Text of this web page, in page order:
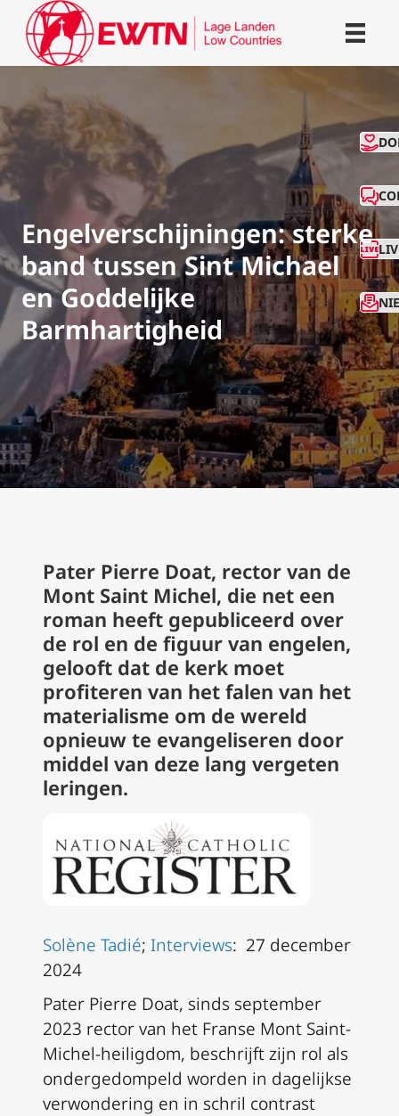
Engelverschijningen: sterke
band tussen Sint Michael
en Goddelijke
Barmhartigheid
Pater Pierre Doat, rector van de
Mont Saint Michel, die net een
roman heeft gepubliceerd over
de rol en de figuur van engelen,
gelooft dat de kerk moet
profiteren van het falen van het
materialisme om de wereld
opnieuw te evangeliseren door
middel van deze lang vergeten
leringen.
Solène Tadié; Interviews: 27 december
2024
Pater Pierre Doat, sinds september
2023 rector van het Franse Mont Saint-
Michel-heiligdom, beschrijft zijn rol als
ondergedompeld worden in dagelijkse
verwondering en in schril contrast